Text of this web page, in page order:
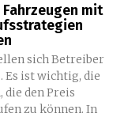
mit
sich Betreiber
ist wichtig, die
die den Preis
zu können. In